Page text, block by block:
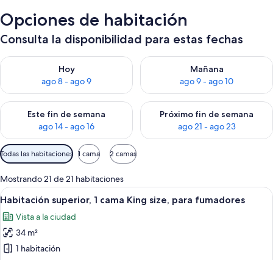
Opciones de habitación
Consulta la disponibilidad para estas fechas
Hoy
ago 8 - ago 9
Consulta la disponibilidad para hoy ago 8 - ago 9
Mañana
ago 9 - ago 10
Consulta la disponibilidad
Este fin de semana
ago 14 - ago 16
Consulta la disponibilidad para este fin de semana ago 14 -
Próximo fin de semana
ago 21 - ago 23
Consulta la disponibilidad
Filtros
disponibles
para
las
habitaciones
Todas las habitaciones 1 cama 2 camas
Mostrando 21 de 21 habitaciones
Ver
todas
las
fotos
de
Habitación de hotel con una cama
8
Habitación superior, 1 cama King size, para fumadores
Vista a la ciudad
34 m²
1 habitación